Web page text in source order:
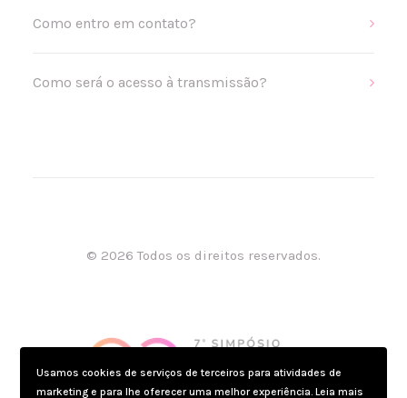
Como entro em contato?
Como será o acesso à transmissão?
© 2026 Todos os direitos reservados.
Usamos cookies de serviços de terceiros para atividades de
marketing e para lhe oferecer uma melhor experiência. Leia mais